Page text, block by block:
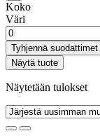
Koko
Väri
Tyhjennä suodattimet
Näytä tuote
Näytetään tulokset